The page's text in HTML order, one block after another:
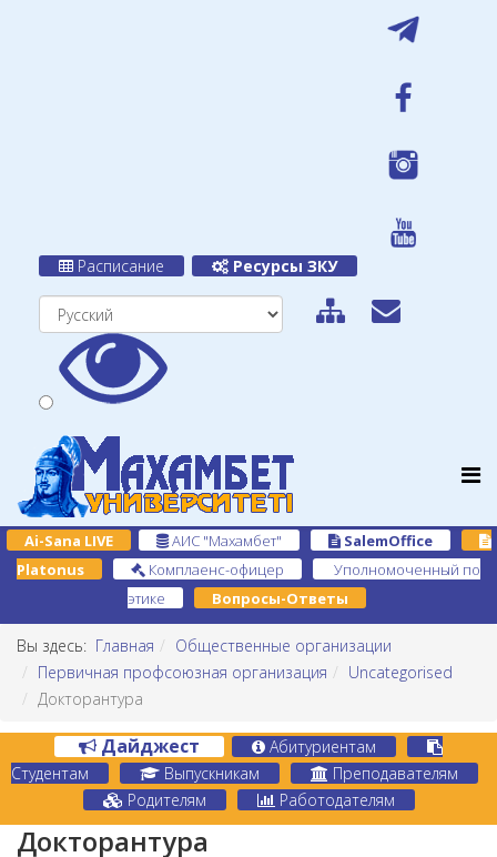
Расписание Ресурсы ЗКУ
Ai-Sana LIVE АИС "Махамбет"
SalemOffice
Platonus
Комплаенс-офицер
Уполномоченный по
этике
Вопросы-Ответы
Вы здесь: Главная
Общественные организации
Первичная профсоюзная организация
Uncategorised
Докторантура
Дайджест
Абитуриентам
Студентам
Выпускникам
Преподавателям
Родителям
Работодателям
Докторантура